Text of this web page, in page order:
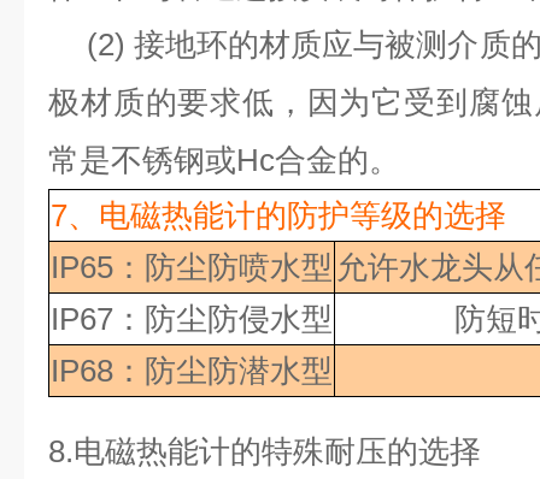
(2)接地环的材质应与被测介质
极材质的要求低，因为它受到腐
常是不锈钢或Hc合金的。
7、 电磁热能计的防护等级的选择
IP65：防尘防喷水型 允许水龙头从
IP67：防尘防侵水型
防短
IP68：防尘防潜水型
8.电磁热能计的特殊耐压的选择